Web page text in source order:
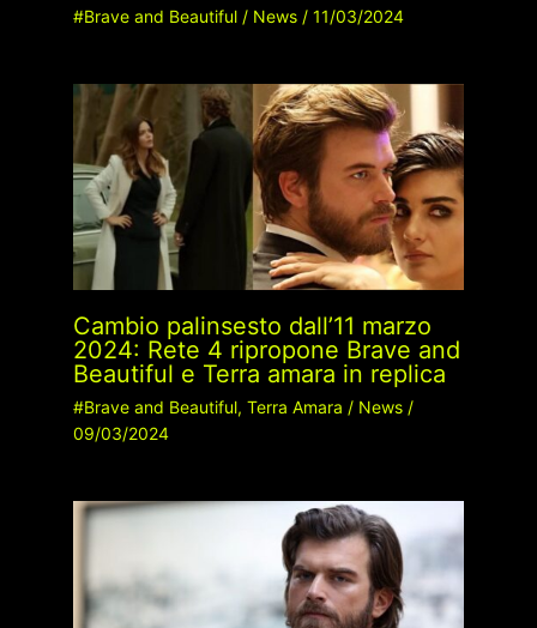
#Brave and Beautiful/ News/ 11/03/2024
Cambio palinsesto dall’11 marzo
2024: Rete 4 ripropone Brave and
Beautiful e Terra amara in replica
#Brave and Beautiful, Terra Amara / News/
09/03/2024